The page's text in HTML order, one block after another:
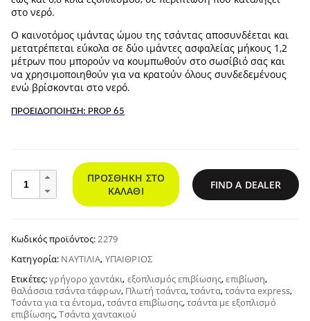
στο νερό.
Ο καινοτόμος ιμάντας ώμου της τσάντας αποσυνδέεται και
μετατρέπεται εύκολα σε δύο ιμάντες ασφαλείας μήκους 1,2
μέτρων που μπορούν να κουμπωθούν στο σωσίβιό σας και
να χρησιμοποιηθούν για να κρατούν όλους συνδεδεμένους
ενώ βρίσκονται στο νερό.
ΠΡΟΕΙΔΟΠΟΙΗΣΗ: PROP 65
RapidDitch
ΠΡΟΣΘΉΚΗ ΣΤΟ
ΚΑΛΆΘΙ
FIND A DEALER
Κωδικός προϊόντος:2279
Κατηγορία: ΝΑΥΤΙΛΊΑ, ΥΠΑΊΘΡΙΟΣ
Ετικέτες:γρήγορο χαντάκι, εξοπλισμός επιβίωσης,επιβίωση,
θαλάσσια τσάντα τάφρων, Πλωτή τσάντα,τσάντα,τσάντα express,
Τσάντα για τα έντομα,τσάντα επιβίωσης,τσάντα με εξοπλισμό
επιβίωσης,Τσάντα χαντακιού